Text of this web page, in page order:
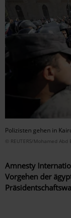
Polizisten gehen in
© REUTERS/Mohamed Abd
Amnesty
Vorgehen der